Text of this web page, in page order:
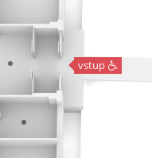
vstup